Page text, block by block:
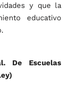
y que la
educativo
De Escuelas